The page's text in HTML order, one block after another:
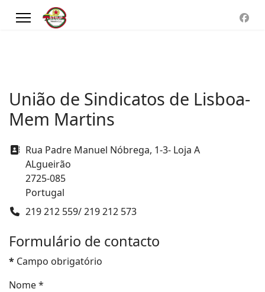
União de Sindicatos de Lisboa-
Mem Martins
Morada
Rua Padre Manuel Nóbrega, 1-3- Loja A
ALgueirão
2725-085
Portugal
Telefone
219 212 559/ 219 212 573
Formulário de contacto
* Campo obrigatório
Nome*